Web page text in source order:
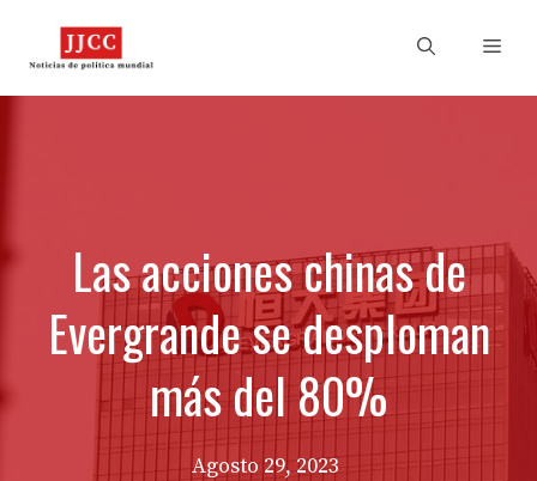
Las acciones chinas de
Evergrande se desploman
más del 80%
Agosto 29, 2023